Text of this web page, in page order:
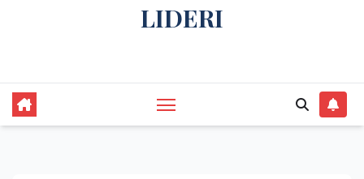
LIDERI